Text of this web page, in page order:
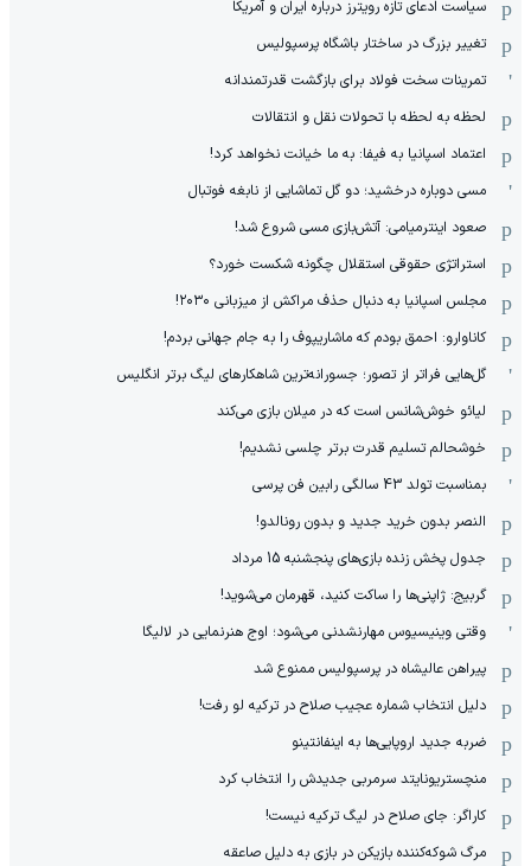
سیاست ادعای تازه رویترز درباره ایران و آمریکا
تغییر بزرگ در ساختار باشگاه پرسپولیس
تمرینات سخت فولاد برای بازگشت قدرتمندانه
لحظه به لحظه با تحولات نقل و انتقالات
اعتماد اسپانیا به فیفا: به ما خیانت نخواهد کرد!
مسی دوباره درخشید؛ دو گل تماشایی از نابغه فوتبال
صعود اینترمیامی: آتش‌بازی مسی شروع شد!
استراتژی حقوقی استقلال چگونه شکست خورد؟
مجلس اسپانیا به دنبال حذف مراکش از میزبانی ۲۰۳۰!
کاناوارو: احمق بودم که ماشاریپوف را به جام جهانی بردم!
گل‌هایی فراتر از تصور؛ جسورانه‌ترین شاهکارهای لیگ برتر انگلیس
لیائو خوش‌شانس است که در میلان بازی می‌کند
خوشحالم تسلیم قدرت برتر چلسی نشدیم!
بمناسبت تولد 43 سالگی رابین فن پرسی
النصر بدون خرید جدید و بدون رونالدو!
جدول پخش زنده بازی‌های پنجشنبه 15 مرداد
گربیج: ژاپنی‌ها را ساکت کنید، قهرمان می‌شوید!
وقتی وینیسیوس مهارنشدنی می‌شود؛ اوج هنرنمایی در لالیگا
پیراهن عالیشاه در پرسپولیس ممنوع شد
دلیل انتخاب شماره عجیب صلاح در ترکیه لو رفت!
ضربه جدید اروپایی‌ها به اینفانتینو
منچستریونایتد سرمربی جدیدش را انتخاب کرد
کاراگر: جای صلاح در لیگ ترکیه نیست!
مرگ شوکه‌کننده بازیکن در بازی به دلیل صاعقه